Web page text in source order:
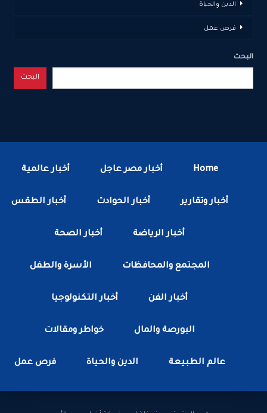
الدين والحياة
فرص عمل
البحث
البحث
Home أخبار مصر عاجل أخبار عالمية
أخبار وتقارير أخبار الحوادث أخبار الطقس
أخبار الرياضة أخبار الصحة
المجتمع والمحافظات الأسرة والطفل
أخبار الفن أخبار التكنولوجيا
البورصة والمال خواطر ومقالات
عالم الطبيعة الدين والحياة فرص عمل